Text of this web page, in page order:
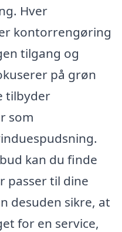
Hver
kontorrengøring
tilgang og
på grøn
tilbyder
som
kan du finde
passer til dine
desuden sikre, at
for en service,